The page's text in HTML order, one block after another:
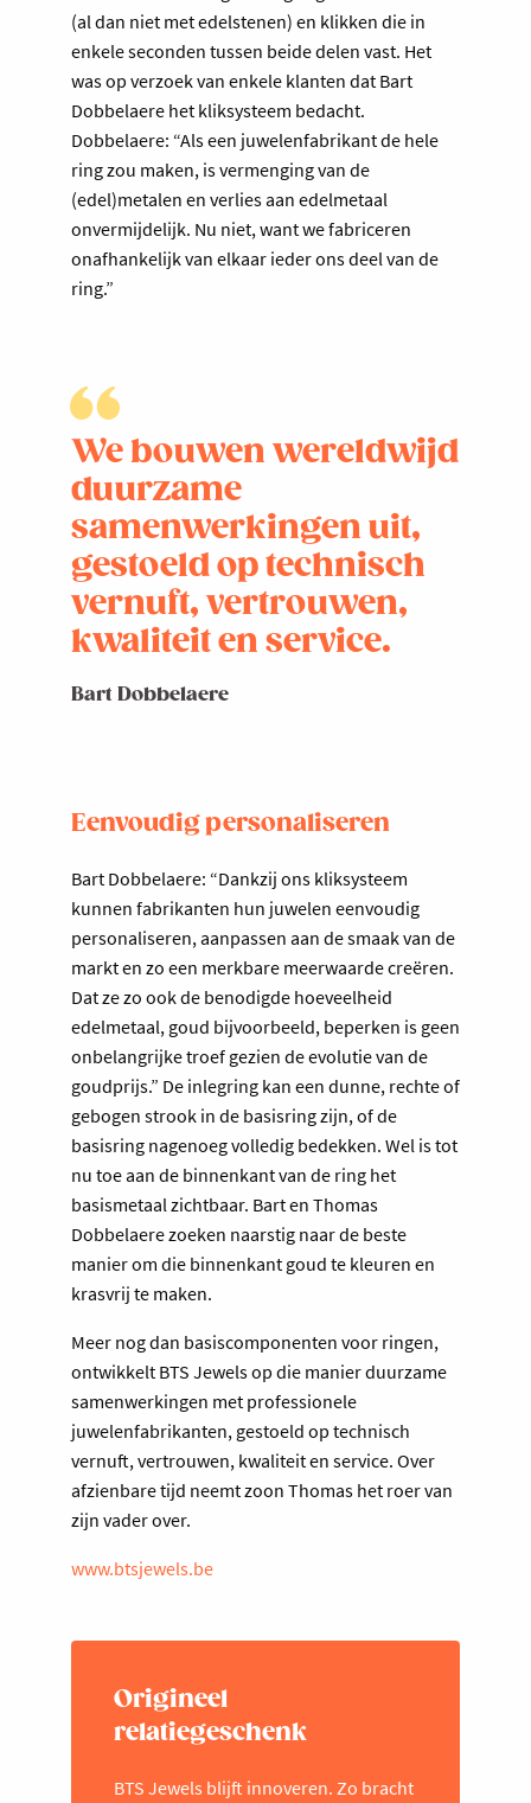
(al dan niet met edelstenen) en klikken die in
enkele seconden tussen beide delen vast. Het
was op verzoek van enkele klanten dat Bart
Dobbelaere het kliksysteem bedacht.
Dobbelaere: “Als een juwelenfabrikant de hele
ring zou maken, is vermenging van de
(edel)metalen en verlies aan edelmetaal
onvermijdelijk. Nu niet, want we fabriceren
onafhankelijk van elkaar ieder ons deel van de
ring.”
We bouwen wereldwijd
duurzame
samenwerkingen uit,
gestoeld op technisch
vernuft, vertrouwen,
kwaliteit en service.
Bart Dobbelaere
Eenvoudig personaliseren
Bart Dobbelaere: “Dankzij ons kliksysteem
kunnen fabrikanten hun juwelen eenvoudig
personaliseren, aanpassen aan de smaak van de
markt en zo een merkbare meerwaarde creëren.
Dat ze zo ook de benodigde hoeveelheid
edelmetaal, goud bijvoorbeeld, beperken is geen
onbelangrijke troef gezien de evolutie van de
goudprijs.” De inlegring kan een dunne, rechte of
gebogen strook in de basisring zijn, of de
basisring nagenoeg volledig bedekken. Wel is tot
nu toe aan de binnenkant van de ring het
basismetaal zichtbaar. Bart en Thomas
Dobbelaere zoeken naarstig naar de beste
manier om die binnenkant goud te kleuren en
krasvrij te maken.
Meer nog dan basiscomponenten voor ringen,
ontwikkelt BTS Jewels op die manier duurzame
samenwerkingen met professionele
juwelenfabrikanten, gestoeld op technisch
vernuft, vertrouwen, kwaliteit en service. Over
afzienbare tijd neemt zoon Thomas het roer van
zijn vader over.
www.btsjewels.be
Origineel
relatiegeschenk
BTS Jewels blijft innoveren. Zo bracht